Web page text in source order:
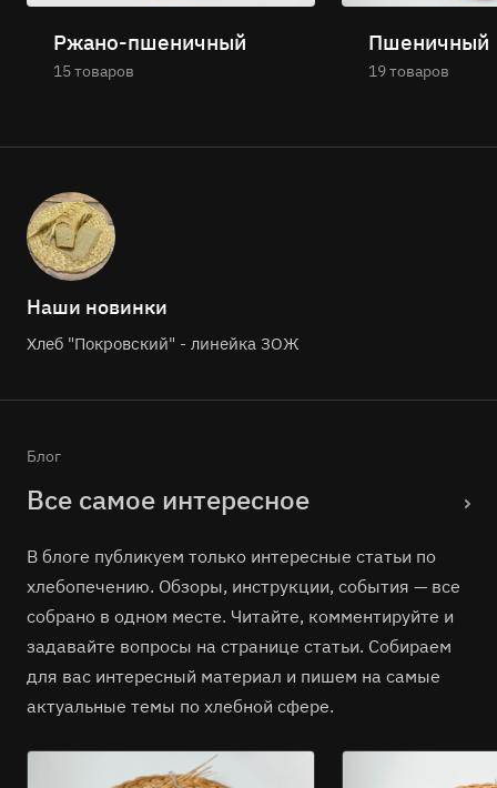
Ржано-пшеничный
15 товаров
Пшеничный
19 товаров
Наши новинки
Хлеб "Покровский" - линейка ЗОЖ
Блог
Все самое интересное
В блоге публикуем только интересные статьи по
хлебопечению. Обзоры, инструкции, события — все
собрано в одном месте. Читайте, комментируйте и
задавайте вопросы на странице статьи. Собираем
для вас интересный материал и пишем на самые
актуальные темы по хлебной сфере.